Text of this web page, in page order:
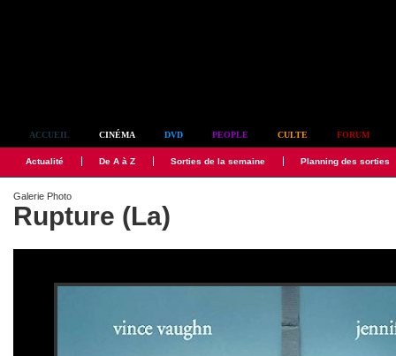
ACCUEIL CINÉMA DVD PEOPLE CULTE FORUM
Actualité De A à Z Sorties de la semaine Planning des sorties
Galerie Photo
Rupture (La)